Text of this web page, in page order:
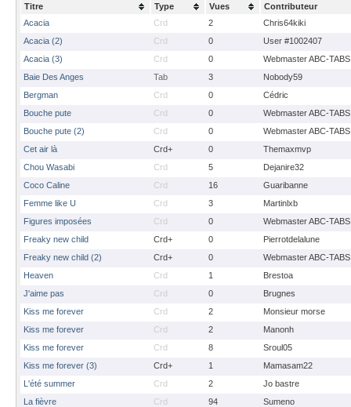
Titre Type Vues
Contributeur
Acacia
Crd 2
Chris64kiki
Acacia (2)
Crd 0
User #1002407
Acacia (3)
Crd 0
Webmaster ABC-TABS
Baie Des Anges
Tab 3
Nobody59
Bergman
Crd 0
Cédric
Bouche pute
Crd 0
Webmaster ABC-TABS
Bouche pute (2)
Crd 0
Webmaster ABC-TABS
Cet air là
Crd+ 0
Themaxmvp
Chou Wasabi
Crd 5
Dejanire32
Coco Caline
Crd 16
Guaribanne
Femme like U
Crd 3
Martinlxb
Figures imposées
Crd 0
Webmaster ABC-TABS
Freaky new child
Crd+ 0
Pierrotdelalune
Freaky new child (2)
Crd+ 0
Webmaster ABC-TABS
Heaven
Crd 1
Brestoa
J'aime pas
Crd 0
Brugnes
Kiss me forever
Crd 2
Monsieur morse
Kiss me forever
Crd 2
Manonh
Kiss me forever
Crd 8
Sroul05
Kiss me forever (3)
Crd+ 1
Mamasam22
L'été summer
Crd 2
Jo bastre
La fièvre
Crd 94
Sumeno